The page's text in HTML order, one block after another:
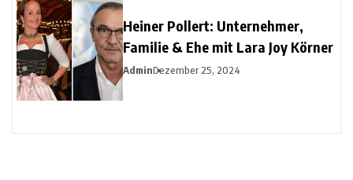
Heiner Pollert: Unternehmer,
Familie & Ehe mit Lara Joy Körner
AdminDezember 25, 2024